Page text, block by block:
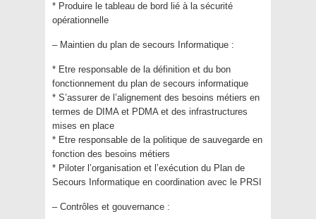
* Produire le tableau de bord lié à la sécurité
opérationnelle
– Maintien du plan de secours Informatique :
* Etre responsable de la définition et du bon
fonctionnement du plan de secours informatique
* S’assurer de l’alignement des besoins métiers en
termes de DIMA et PDMA et des infrastructures
mises en place
* Etre responsable de la politique de sauvegarde en
fonction des besoins métiers
* Piloter l’organisation et l’exécution du Plan de
Secours Informatique en coordination avec le PRSI
– Contrôles et gouvernance :